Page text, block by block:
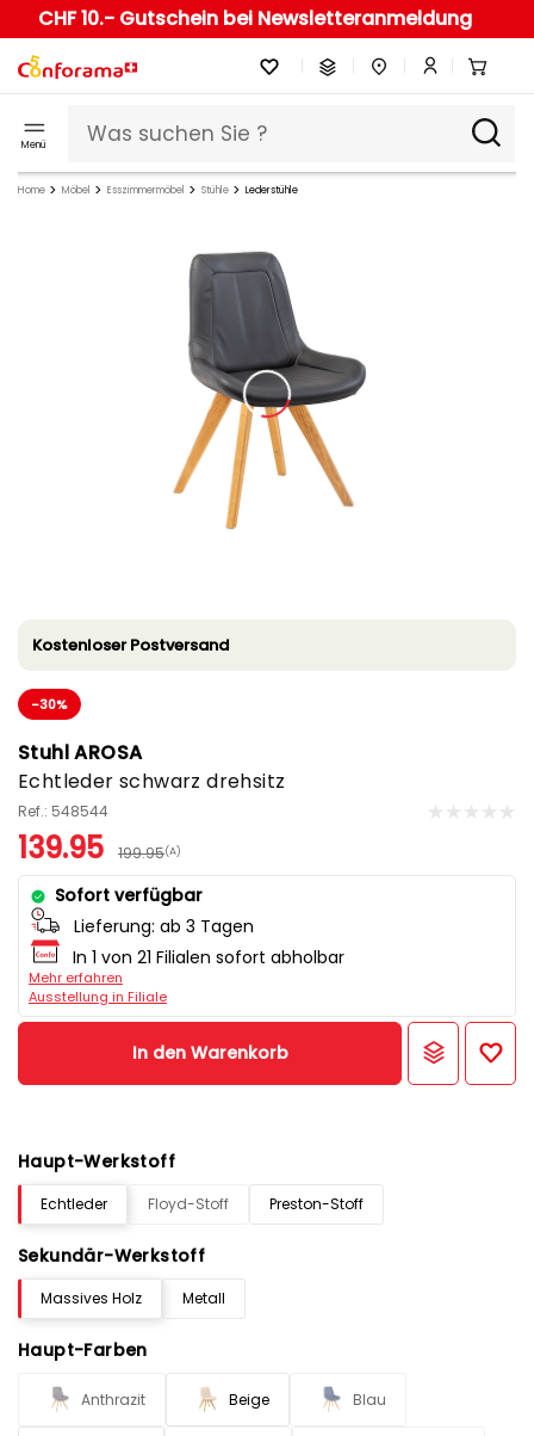
CHF 10.- Gutschein bei Newsletteranmeldung
Menü
Home Möbel Esszimmermöbel Stühle Lederstühle
Kostenloser Postversand
-30%
Stuhl AROSA
Echtleder schwarz drehsitz
Ref.: 548544
139.95 199.95(A)
Sofort verfügbar
Lieferung: ab 3 Tagen
In 1 von 21 Filialen sofort abholbar
Mehr erfahren
Ausstellung in Filiale
In den Warenkorb
Haupt-Werkstoff
Echtleder Floyd-Stoff Preston-Stoff
Sekundär-Werkstoff
Massives Holz Metall
Haupt-Farben
Anthrazit Beige Blau